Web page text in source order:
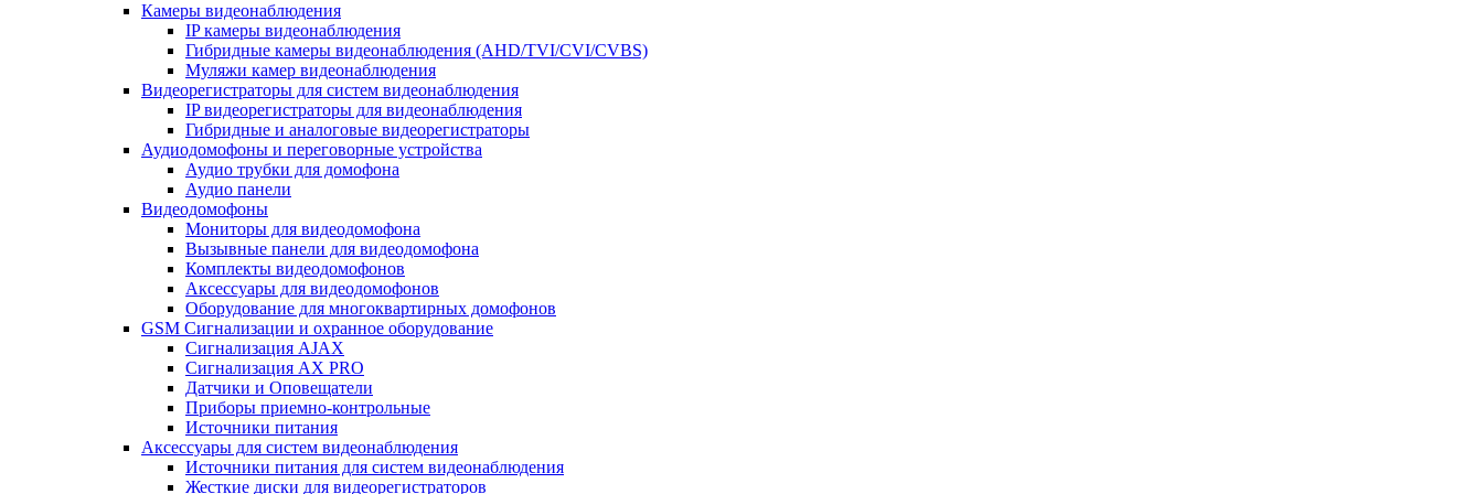
Камеры видеонаблюдения
IP камеры видеонаблюдения
Гибридные камеры видеонаблюдения (AHD/TVI/CVI/CVBS)
Муляжи камер видеонаблюдения
Видеорегистраторы для систем видеонаблюдения
IP видеорегистраторы для видеонаблюдения
Гибридные и аналоговые видеорегистраторы
Аудиодомофоны и переговорные устройства
Аудио трубки для домофона
Аудио панели
Видеодомофоны
Мониторы для видеодомофона
Вызывные панели для видеодомофона
Комплекты видеодомофонов
Аксессуары для видеодомофонов
Оборудование для многоквартирных домофонов
GSM Сигнализации и охранное оборудование
Сигнализация AJAX
Сигнализация AX PRO
Датчики и Оповещатели
Приборы приемно-контрольные
Источники питания
Аксессуары для систем видеонаблюдения
Источники питания для систем видеонаблюдения
Жесткие диски для видеорегистраторов